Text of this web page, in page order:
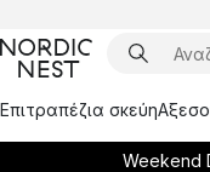
Επιτραπέζια σκεύη
Weekend